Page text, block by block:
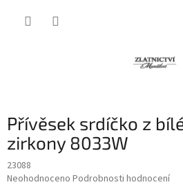
Přívěsek srdíčko z
zirkony 8033W
23088
Průměrné
Neohodnoceno Podrobnosti hodnocení